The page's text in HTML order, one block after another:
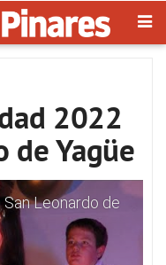
2022
de Yagüe
Leonardo de